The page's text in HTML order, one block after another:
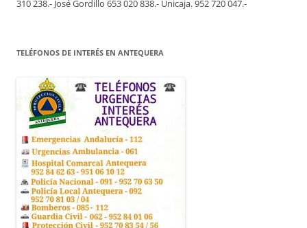
310 238.- José Gordillo 653 020 838.- Unicaja. 952 720 047.-
TELÉFONOS DE INTERÉS EN ANTEQUERA